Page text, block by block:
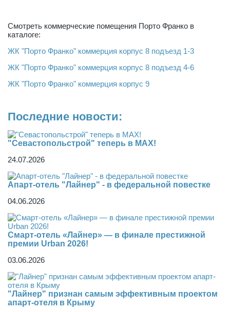
Смотреть коммерческие помещения Порто Франко в
каталоге:
ЖК "Порто Франко" коммерция корпус 8 подъезд 1-3
ЖК "Порто Франко" коммерция корпус 8 подъезд 4-6
ЖК "Порто Франко" коммерция корпус 9
Последние новости:
"Севастопольстрой" теперь в MAX!
24.07.2026
Апарт-отель "Лайнер" - в федеральной повестке
04.06.2026
Смарт-отель «Лайнер» — в финале престижной
премии Urban 2026!
03.06.2026
"Лайнер" признан самым эффективным проектом
апарт-отеля в Крыму